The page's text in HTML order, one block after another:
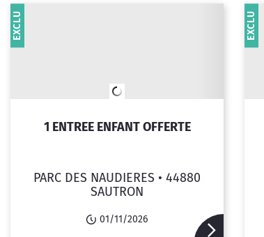
1 ENTREE ENFANT OFFERTE
PARC DES NAUDIERES • 44880
SAUTRON
01/11/2026
EXCLU EXCLU